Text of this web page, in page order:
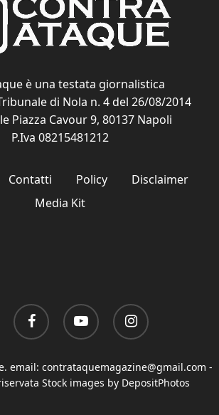
è una testata giornalistica
di Nola n. 4 del 26/08/2014
Piazza Cavour 9, 80137 Napoli
P.Iva 08215481212
Contatti Policy
Disclaimer
Media Kit
facebook youtube instagram
email: contrataquemagazine@gmail.com -
Stock images by DepositPhotos